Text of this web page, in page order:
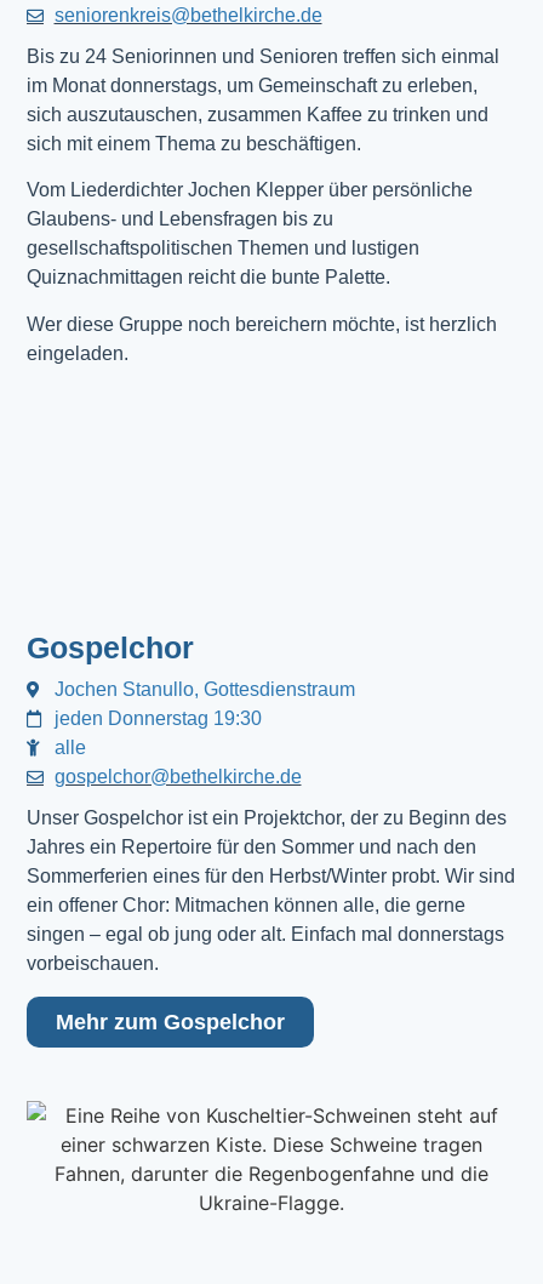
seniorenkreis@bethelkirche.de
Bis zu 24 Seniorinnen und Senioren treffen sich einmal
im Monat donnerstags, um Gemeinschaft zu erleben,
sich auszutauschen, zusammen Kaffee zu trinken und
sich mit einem Thema zu beschäftigen.
Vom Liederdichter Jochen Klepper über persönliche
Glaubens- und Lebensfragen bis zu
gesellschaftspolitischen Themen und lustigen
Quiznachmittagen reicht die bunte Palette.
Wer diese Gruppe noch bereichern möchte, ist herzlich
eingeladen.
Gospelchor
Jochen Stanullo, Gottesdienstraum
jeden Donnerstag 19:30
alle
gospelchor@bethelkirche.de
Unser Gospelchor ist ein Projektchor, der zu Beginn des
Jahres ein Repertoire für den Sommer und nach den
Sommerferien eines für den Herbst/Winter probt. Wir sind
ein offener Chor: Mitmachen können alle, die gerne
singen – egal ob jung oder alt. Einfach mal donnerstags
vorbeischauen.
Mehr zum Gospelchor